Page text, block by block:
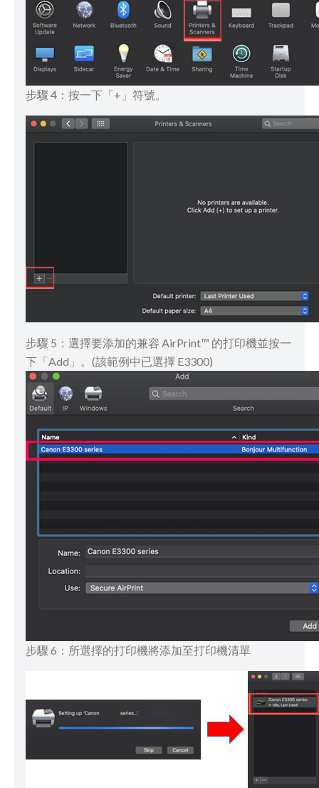
步驟 4：按一下「+」符號。
步驟 5：選擇要添加的兼容 AirPrint™ 的打印機並按一
下「Add」。(該範例中已選擇 E3300)
步驟 6：所選擇的打印機將添加至打印機清單